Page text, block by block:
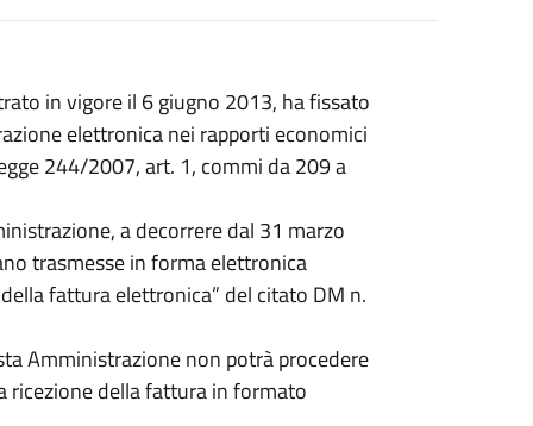
in vigore il 6 giugno 2013, ha fissato
elettronica nei rapporti economici
244/2007, art. 1, commi da 209 a
a decorrere dal 31 marzo
trasmesse in forma elettronica
fattura elettronica” del citato DM n.
Amministrazione non potrà procedere
ricezione della fattura in formato